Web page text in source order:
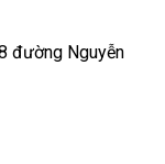
đường Nguyễn